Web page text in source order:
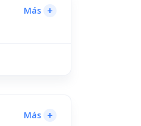
Más +
Más +